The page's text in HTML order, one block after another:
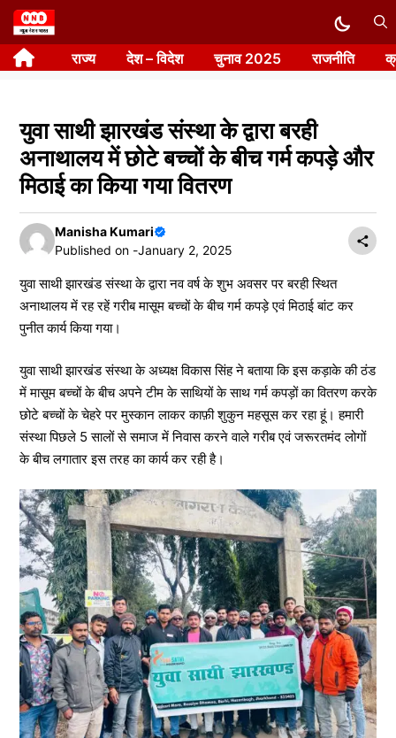
Skip
to
content राज्य देश – विदेश चुनाव 2025 राजनीति
युवा साथी झारखंड संस्था के द्वारा बरही
अनाथालय में छोटे बच्चों के बीच गर्म कपड़े और
मिठाई का किया गया वितरण
Manisha Kumari
Published on -January 2, 2025
युवा साथी झारखंड संस्था के द्वारा नव वर्ष के शुभ अवसर पर बरही स्थित
अनाथालय में रह रहें गरीब मासूम बच्चों के बीच गर्म कपड़े एवं मिठाई बांट कर
पुनीत कार्य किया गया।
युवा साथी झारखंड संस्था के अध्यक्ष विकास सिंह ने बताया कि इस कड़ाके की ठंड
में मासूम बच्चों के बीच अपने टीम के साथियों के साथ गर्म कपड़ों का वितरण करके
छोटे बच्चों के चेहरे पर मुस्कान लाकर काफ़ी शुकुन महसूस कर रहा हूं। हमारी
संस्था पिछले 5 सालों से समाज में निवास करने वाले गरीब एवं जरूरतमंद लोगों
के बीच लगातार इस तरह का कार्य कर रही है।